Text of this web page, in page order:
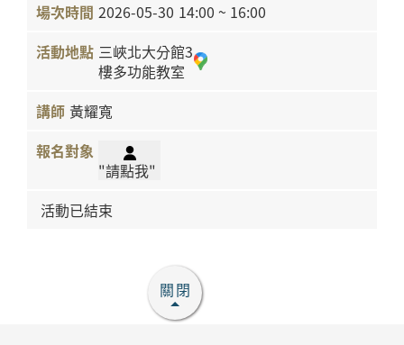
2026-05-30 14:00 ~ 16:00
三峽北大分館3
樓多功能教室
黃耀寬
"請點我"
活動已結束
關閉